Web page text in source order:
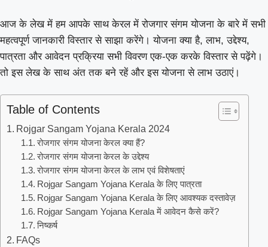
आज के लेख में हम आपके साथ केरल में रोजगार संगम योजना के बारे में सभी
महत्वपूर्ण जानकारी विस्तार से साझा करेंगे। योजना क्या है, लाभ, उद्देश्य,
पात्रता और आवेदन प्रक्रिया सभी विवरण एक-एक करके विस्तार से पढ़ेंगे।
तो इस लेख के साथ अंत तक बने रहें और इस योजना से लाभ उठाएं।
Table of Contents
Rojgar Sangam Yojana Kerala 2024
रोजगार संगम योजना केरल क्या हैं?
रोजगार संगम योजना केरल के उद्देश्य
रोजगार संगम योजना केरल के लाभ एवं विशेषताएं
Rojgar Sangam Yojana Kerala के लिए पात्रता
Rojgar Sangam Yojana Kerala के लिए आवश्यक दस्तावेज़
Rojgar Sangam Yojana Kerala में आवेदन कैसे करें?
निष्कर्ष
FAQs